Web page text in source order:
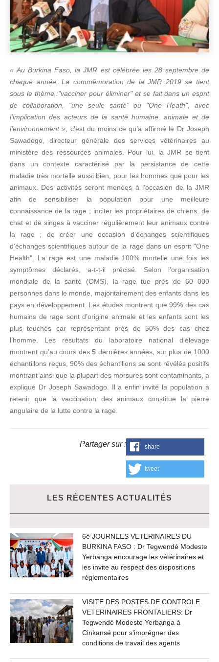
« Au Burkina Faso, la JMR est célébrée les 28 septembre de
chaque année. La commémoration de la JMR 2019 se tient
sous le thème :"vacciner pour éliminer" et se fait dans un esprit
de collaboration, "une seule santé" ou "One Heath", avec
l’implication des acteurs de la santé humaine, animale et de
l’environnement » , c’est du moins ce qu’a affirmé le Dr Joseph
Sawadogo, directeur générale des services vétérinaires au
ministère des ressources animales. Pour lui, la JMR se tient
dans un contexte caractérisé par la persistance de cette
maladie très mortelle aussi bien, pour les hommes que pour les
animaux. Des activités seront menées à l’occasion de la JMR
afin de sensibiliser la population pour une meilleure
connaissance de la rage ; inciter les propriétaires de chiens, de
chat et de singes à vacciner régulièrement leur animaux contre
la rage ; de créer une occasion d’échanges scientifiques
d’échanges scientifiques autour de la rage dans un esprit "One
Health". La rage est une maladie 100% mortelle une fois les
symptômes déclarés, a-t-t-il précisé. Selon l’organisation
mondiale de la santé (OMS), la rage tue près de 60 000
personnes dans le monde, majoritairement des enfants dans les
pays en développement. Les études montrent que 99% des cas
humains de rage sont d’origine animale et les enfants sont les
plus touchés car représentant près de 50% des cas chez
l’homme. Les résultats du laboratoire national d’élevage
montrent qu’au cours des 5 dernières années, sur plus de 1000
échantillons reçus, 90% des échantillons se sont révélés positifs
montrant ainsi que la plupart des morsures sont contaminants, a
expliqué Dr Joseph Sawadogo. Il a enfin invité la population à
retenir que la vaccination des animaux constitue la pierre
angulaire de la lutte contre la rage.
Partager sur : share
tweet
LES RÉCENTES ACTUALITÉS
6è JOURNEES VETERINAIRES DU
BURKINA FASO : Dr Tegwendé Modeste
Yerbanga encourage les vétérinaires et
les invite au respect des dispositions
réglementaires
VISITE DES POSTES DE CONTROLE
VETERINAIRES FRONTALIERS: Dr
Tegwendé Modeste Yerbanga à
Cinkansé pour s'imprégner des
conditions de travail des agents